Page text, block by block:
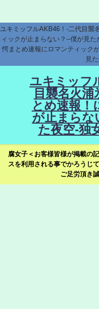
ユキミッフルAKB46！-二代目襲
ィックが止まらない？--僕が見
愕まとめ速報にロマンティック
見
ユキミッフ
目襲名火浦
とめ速報！
が止まらな
た夜空-独
腐女子＜お客様皆様が掲載の
スを利用される事でかろうじ
ご足労頂き